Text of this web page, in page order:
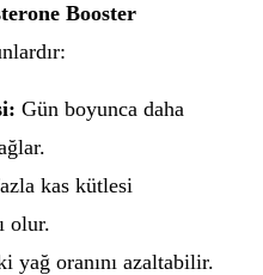
Booster
Gün boyunca daha
kas kütlesi
olur.
yağ oranını azaltabilir.